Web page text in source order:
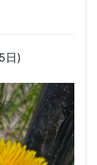
日)